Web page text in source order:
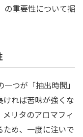
の重要性について掘
つが「抽出時間」
ければ苦味が強くな
リタのアロマフィ
ため、一度に注いで